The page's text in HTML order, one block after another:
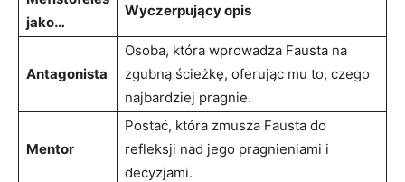
jako…
Wyczerpujący opis
Antagonista
Osoba, która wprowadza Fausta na
zgubną ścieżkę, oferując mu to, czego
najbardziej pragnie.
Mentor
Postać, która zmusza Fausta do
refleksji nad jego pragnieniami i
decyzjami.